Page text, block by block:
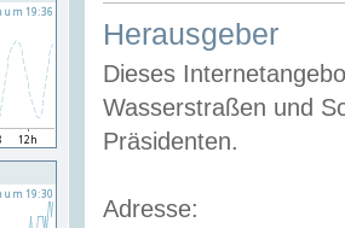
Herausgeber
Dieses
Wasserstraßen und
Präsidenten.
Adresse: